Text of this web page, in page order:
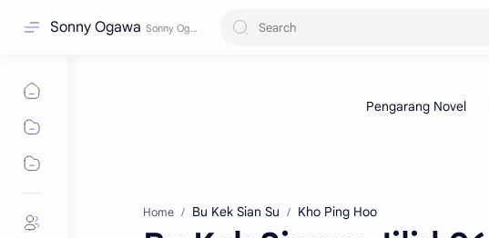
Sonny Ogawa
Home Bu Kek Sian Su Kho Ping Hoo